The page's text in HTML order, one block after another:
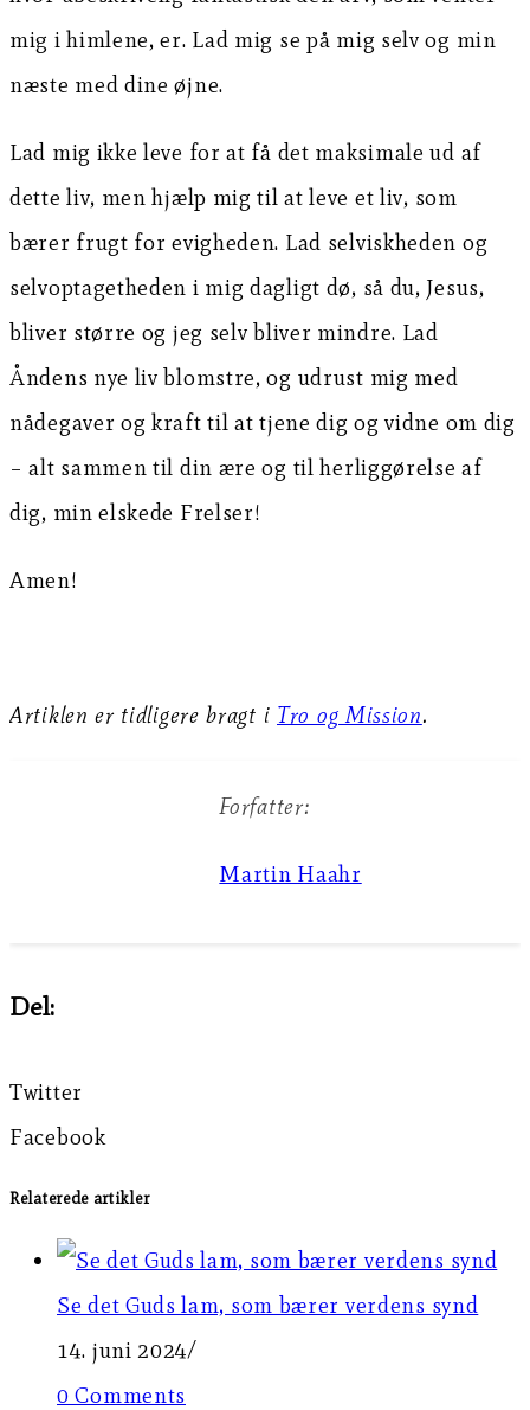
mig i himlene, er. Lad mig se på mig selv og min
næste med dine øjne.
Lad mig ikke leve for at få det maksimale ud af
dette liv, men hjælp mig til at leve et liv, som
bærer frugt for evigheden. Lad selviskheden og
selvoptagetheden i mig dagligt dø, så du, Jesus,
bliver større og jeg selv bliver mindre. Lad
Åndens nye liv blomstre, og udrust mig med
nådegaver og kraft til at tjene dig og vidne om dig
– alt sammen til din ære og til herliggørelse af
dig, min elskede Frelser!
Amen!
Artiklen er tidligere bragt i Tro og Mission.
Forfatter:
Martin Haahr
Del:
Twitter
Facebook
Relaterede artikler
Se det Guds lam, som bærer verdens synd
14. juni 2024/
0 Comments